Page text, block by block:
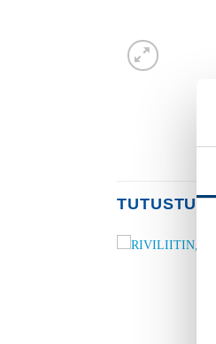
TUTUSTU